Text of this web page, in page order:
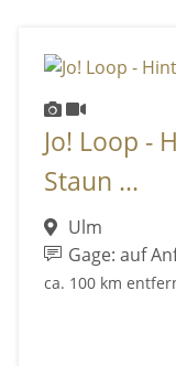
Jo! Loop -
Staun ...
Ulm
Gage: auf
ca. 100 km